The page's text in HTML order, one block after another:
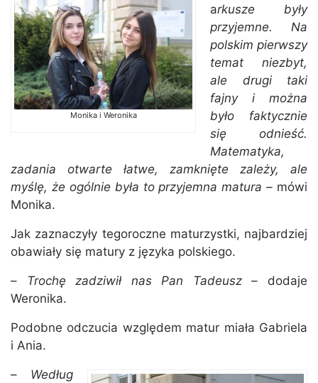
Monika i Weronika
arkusze były
przyjemne. Na
polskim pierwszy
temat niezbyt,
ale drugi taki
fajny i można
było faktycznie
się odnieść.
Matematyka,
zadania otwarte łatwe, zamknięte zależy, ale
myślę, że ogólnie była to przyjemna matura – mówi
Monika.
Jak zaznaczyły tegoroczne maturzystki, najbardziej
obawiały się matury z języka polskiego.
– Trochę zadziwił nas Pan Tadeusz– dodaje
Weronika.
Podobne odczucia względem matur miała Gabriela
i Ania.
– Według